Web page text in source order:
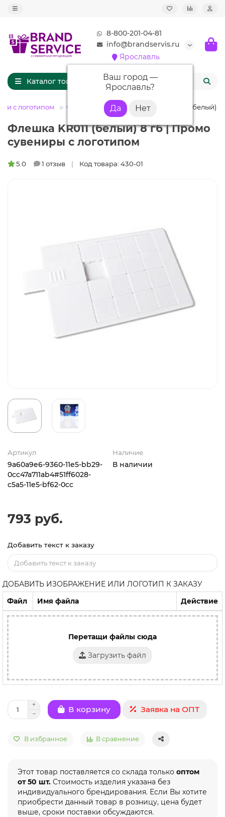
8-800-201-04-81
info@brandservis.ru
Ярославль
Ваш город —
Ярославль?
Каталог товаров
с логотипом Флешки карточки Флешка KR011 (белый) 8
Флешка KR011 (белый) 8 гб | Промо
сувениры с логотипом
5.0 1 отзыв Код товара: 430-01
Артикул
9a60a9e6-9360-11e5-bb29-
0cc47a711ab4#51ff6028-
c5a5-11e5-bf62-0cc
Наличие
В наличии
793 руб.
Добавить текст к заказу
ДОБАВИТЬ ИЗОБРАЖЕНИЕ ИЛИ ЛОГОТИП К ЗАКАЗУ
Файл
Имя файла Действие
Перетащи файлы сюда
Загрузить файл
В корзину Заявка на ОПТ
В избранное В сравнение
Этот товар поставляется со склада только оптом
от 50 шт. Стоимость изделия указана без
индивидуального брендирования. Если Вы хотите
приобрести данный товар в розницу, цена будет
выше, сроки поставки обсуждаются.